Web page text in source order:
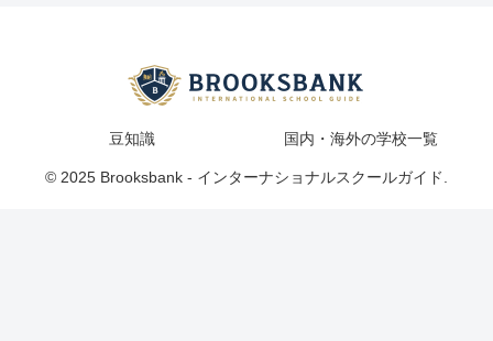
豆知識 国内・海外の学校一覧
© 2025 Brooksbank - インターナショナルスクールガイド.